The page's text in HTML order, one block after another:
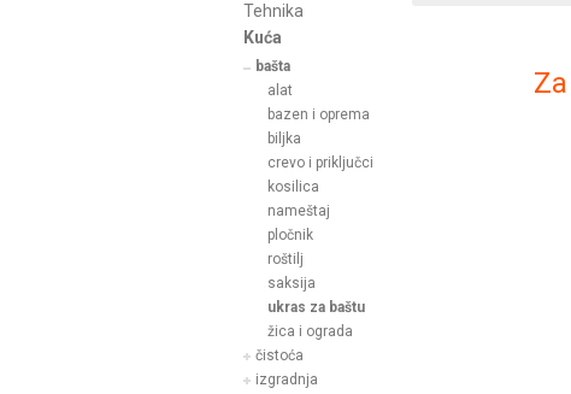
Tehnika
Kuća
bašta
alat
bazen i oprema
biljka
crevo i priključci
kosilica
nameštaj
pločnik
roštilj
saksija
ukras za baštu
žica i ograda
čistoća
izgradnja